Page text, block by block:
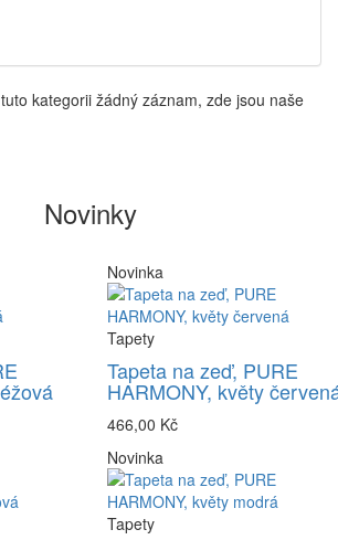
kategorii žádný záznam, zde jsou naše
Novinky
Novinka
Tapety
Tapeta na zeď, PURE
HARMONY, květy
466,00 Kč
Novinka
Tapety